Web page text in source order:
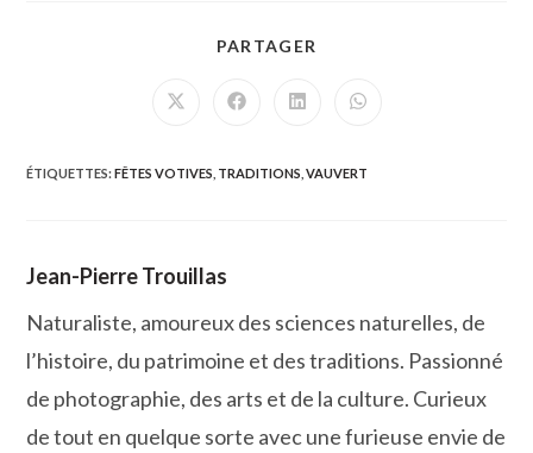
PARTAGER
Ouvrir
fenêtre
Ouvrir
fenêtre
Ouvrir
fenêtre
Ouvrir
fenêtre
ÉTIQUETTES:FÊTES VOTIVES TRADITIONS VAUVERT
Jean-Pierre Trouillas
Naturaliste, amoureux des sciences naturelles, de
l’histoire, du patrimoine et des traditions. Passionné
de photographie, des arts et de la culture. Curieux
de tout en quelque sorte avec une furieuse envie de